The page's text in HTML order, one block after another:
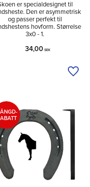
er specialdesignet til
Den er asymmetrisk
og passer perfekt til
hovform. Størrelse
3x0 - 1.
34,00 SEK